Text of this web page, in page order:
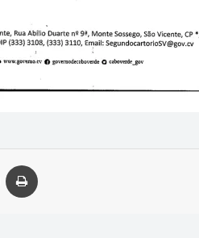
Compartilhar via e-mail